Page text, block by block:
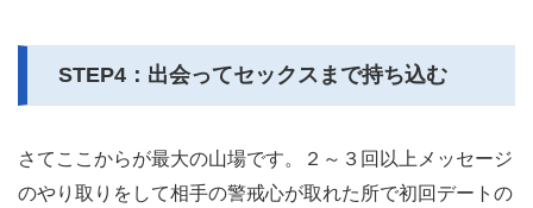
STEP4：出会ってセックスまで持ち込む
さてここからが最大の山場です。２～３回以上メッセージ
のやり取りをして相手の警戒心が取れた所で初回デートの